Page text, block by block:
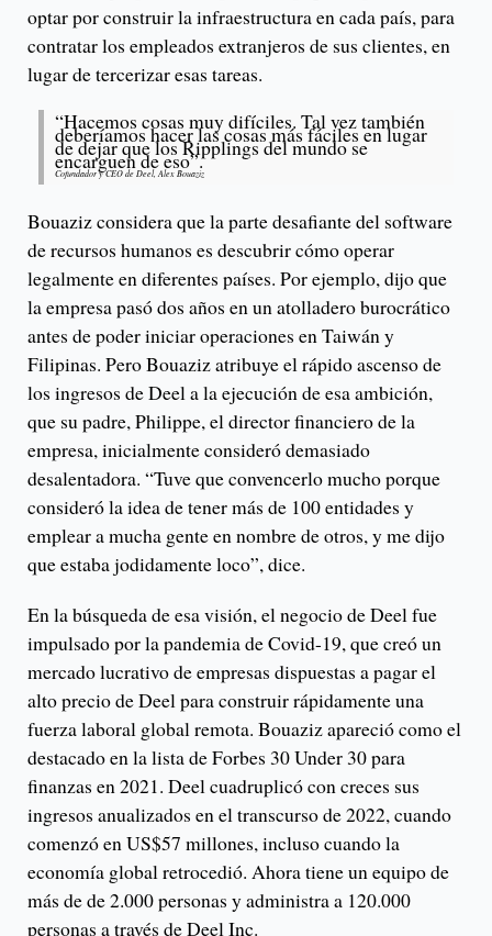
optar por construir la infraestructura en cada país, para
contratar los empleados extranjeros de sus clientes, en
lugar de tercerizar esas tareas.
“Hacemos cosas muy difíciles. Tal vez también
deberíamos hacer las cosas más fáciles en lugar
de dejar que los Ripplings del mundo se
encarguen de eso”.
Cofundador y CEO de Deel, Alex Bouaziz
Bouaziz considera que la parte desafiante del software
de recursos humanos es descubrir cómo operar
legalmente en diferentes países. Por ejemplo, dijo que
la empresa pasó dos años en un atolladero burocrático
antes de poder iniciar operaciones en Taiwán y
Filipinas. Pero Bouaziz atribuye el rápido ascenso de
los ingresos de Deel a la ejecución de esa ambición,
que su padre, Philippe, el director financiero de la
empresa, inicialmente consideró demasiado
desalentadora. “Tuve que convencerlo mucho porque
consideró la idea de tener más de 100 entidades y
emplear a mucha gente en nombre de otros, y me dijo
que estaba jodidamente loco”, dice.
En la búsqueda de esa visión, el negocio de Deel fue
impulsado por la pandemia de Covid-19, que creó un
mercado lucrativo de empresas dispuestas a pagar el
alto precio de Deel para construir rápidamente una
fuerza laboral global remota. Bouaziz apareció como el
destacado en la lista de Forbes 30 Under 30 para
finanzas en 2021. Deel cuadruplicó con creces sus
ingresos anualizados en el transcurso de 2022, cuando
comenzó en US$57 millones, incluso cuando la
economía global retrocedió. Ahora tiene un equipo de
más de de 2.000 personas y administra a 120.000
personas a través de Deel Inc.